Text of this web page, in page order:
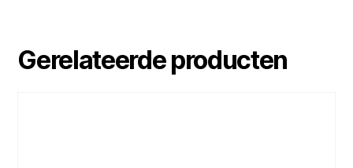
Gerelateerde producten